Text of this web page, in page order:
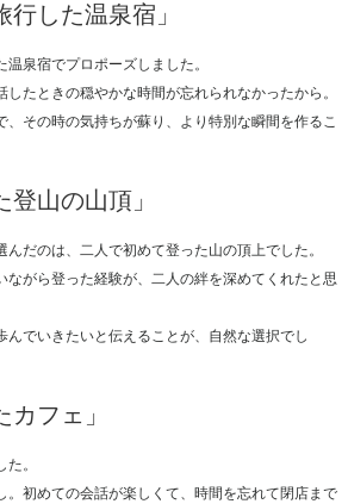
行した温泉宿」
温泉宿でプロポーズしました。
たときの穏やかな時間が忘れられなかったから。
その時の気持ちが蘇り、より特別な瞬間を作るこ
登山の山頂」
んだのは、二人で初めて登った山の頂上でした。
がら登った経験が、二人の絆を深めてくれたと思
でいきたいと伝えることが、自然な選択でし
カフェ」
。
初めての会話が楽しくて、時間を忘れて閉店まで